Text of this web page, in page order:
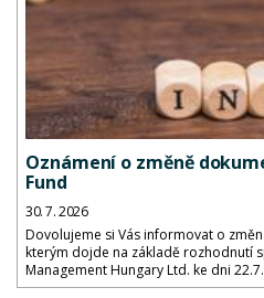
Oznámení o změně
Fund
30. 7. 2026
Dovolujeme si Vás informovat o
kterým dojde na základě rozhodnutí
Management Hungary Ltd. ke dni